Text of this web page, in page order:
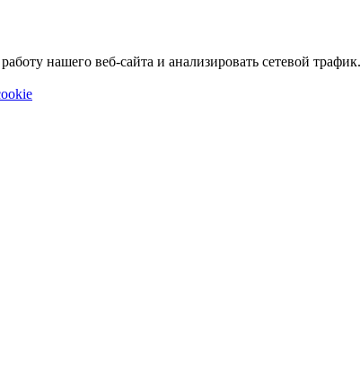
нашего веб-сайта и анализировать сетевой трафик.